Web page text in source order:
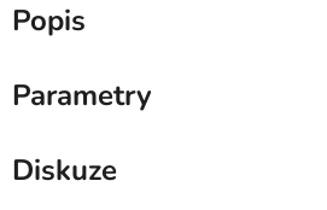
Popis
Parametry
Diskuze